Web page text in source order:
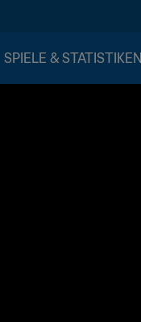
SPIELE & STATISTIKEN